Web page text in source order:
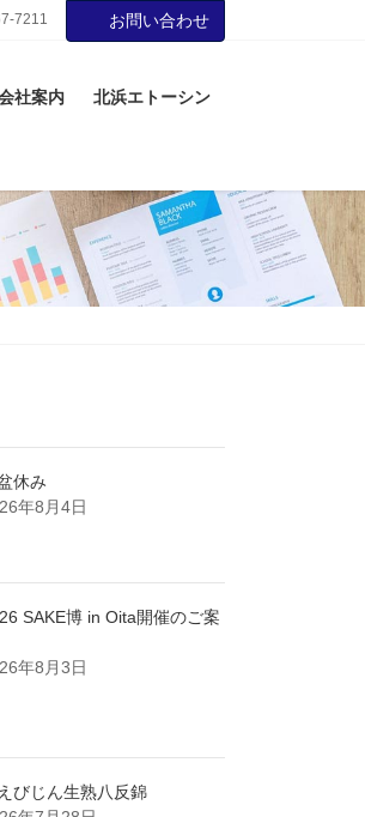
7211 お問い合わせ
社案内 北浜エトーシン
休み
年8月4日
SAKE博 in Oita開催のご案
年8月3日
びじん生熟八反錦